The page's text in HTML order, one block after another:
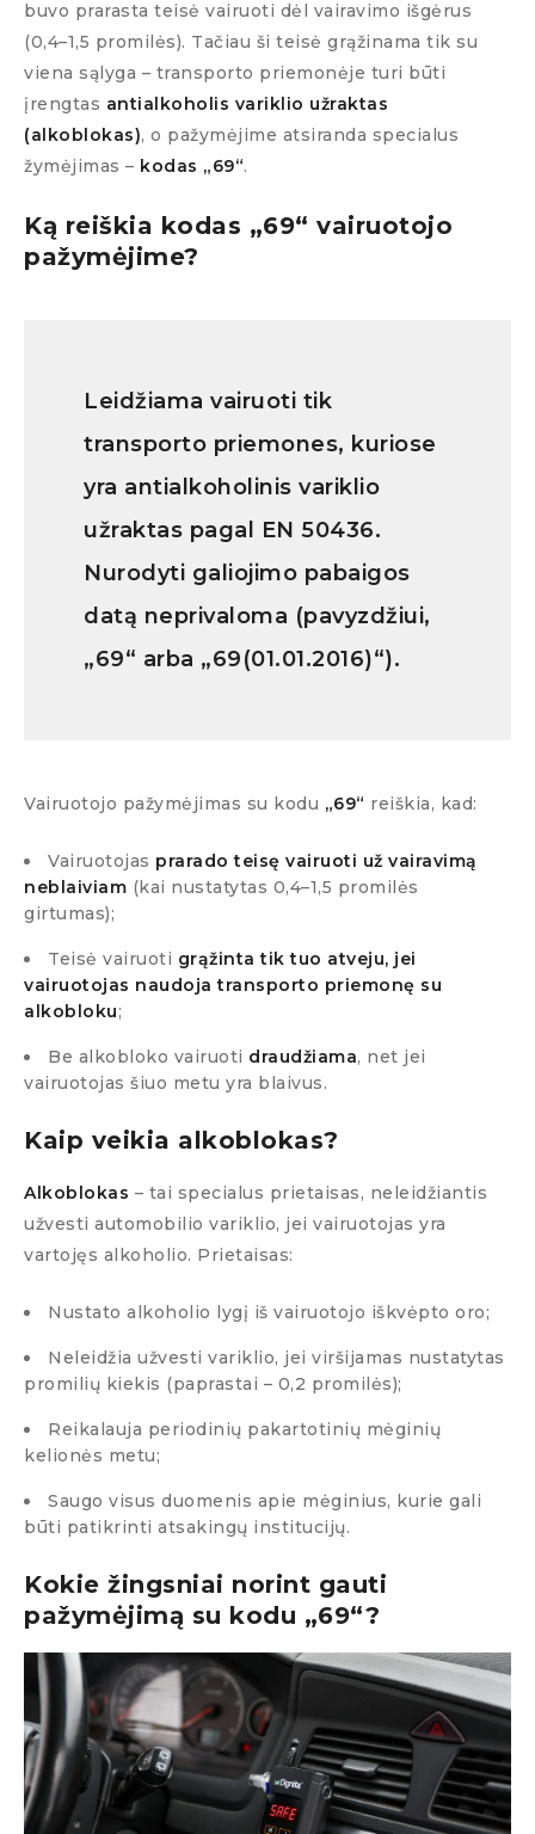
buvo prarasta teisė vairuoti dėl vairavimo išgėrus
(0,4–1,5 promilės). Tačiau ši teisė grąžinama tik su
viena sąlyga – transporto priemonėje turi būti
įrengtas antialkoholis variklio užraktas
(alkoblokas), o pažymėjime atsiranda specialus
žymėjimas – kodas „69“.
Ką reiškia kodas „69“ vairuotojo
pažymėjime?
Leidžiama vairuoti tik
transporto priemones, kuriose
yra antialkoholinis variklio
užraktas pagal EN 50436.
Nurodyti galiojimo pabaigos
datą neprivaloma (pavyzdžiui,
„69“ arba „69(01.01.2016)“).
Vairuotojo pažymėjimas su kodu „69“ reiškia, kad:
Vairuotojas prarado teisę vairuoti už vairavimą
neblaiviam (kai nustatytas 0,4–1,5 promilės
girtumas);
Teisė vairuoti grąžinta tik tuo atveju, jei
vairuotojas naudoja transporto priemonę su
alkobloku;
Be alkobloko vairuoti draudžiama, net jei
vairuotojas šiuo metu yra blaivus.
Kaip veikia alkoblokas?
Alkoblokas – tai specialus prietaisas, neleidžiantis
užvesti automobilio variklio, jei vairuotojas yra
vartojęs alkoholio. Prietaisas:
Nustato alkoholio lygį iš vairuotojo iškvėpto oro;
Neleidžia užvesti variklio, jei viršijamas nustatytas
promilių kiekis (paprastai – 0,2 promilės);
Reikalauja periodinių pakartotinių mėginių
kelionės metu;
Saugo visus duomenis apie mėginius, kurie gali
būti patikrinti atsakingų institucijų.
Kokie žingsniai norint gauti
pažymėjimą su kodu „69“?